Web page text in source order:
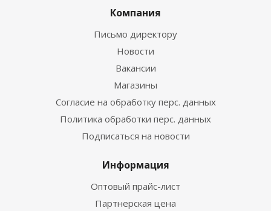
Компания
Письмо директору
Новости
Вакансии
Магазины
Согласие на обработку перс. данных
Политика обработки перс. данных
Подписаться на новости
Информация
Оптовый прайс-лист
Партнерская цена